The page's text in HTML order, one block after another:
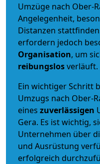
Umzüge nach Ober-
Angelegenheit,
Distanzen
erfordern jedoch
Organisation, um
reibungslosverläuft.
Ein wichtiger Schritt
Umzugs nach Ober-
eines zuverlässigen
Gera. Es ist wichtig,
Unternehmen über
und Ausrüstung
erfolgreich